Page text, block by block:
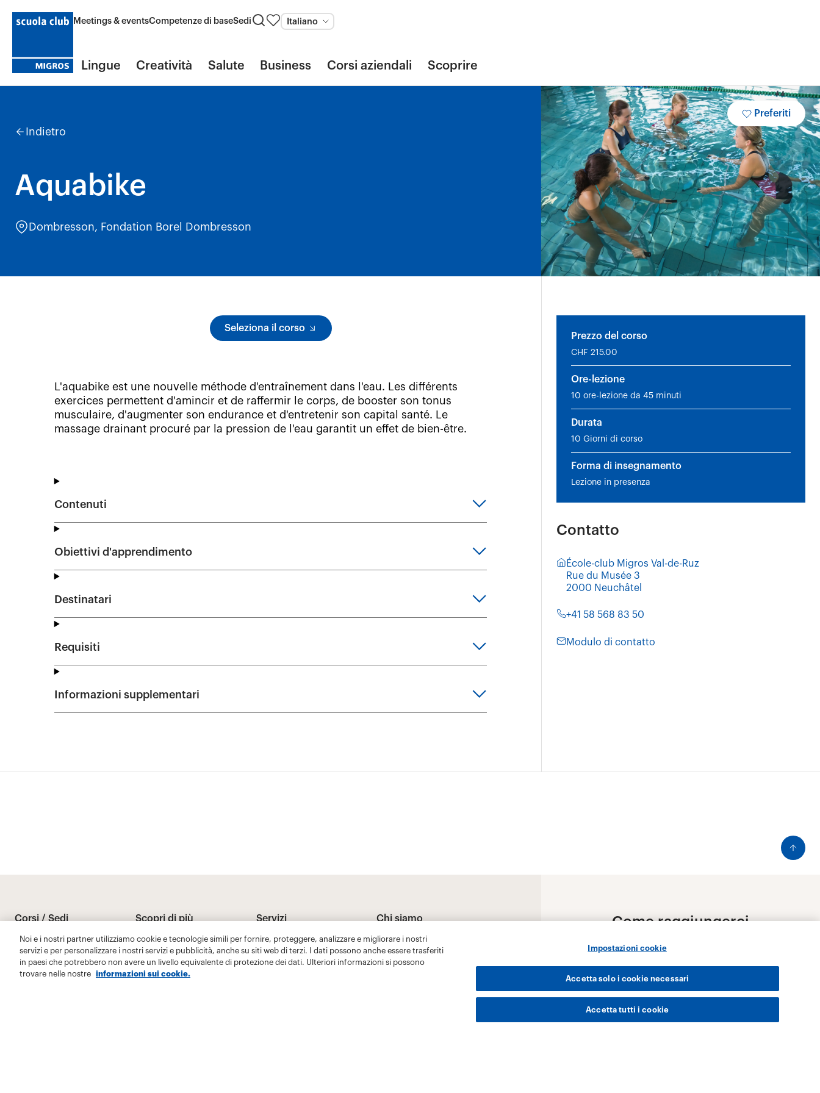
Noi e i nostri partner utilizziamo cookie e tecnologie simili per fornire, proteggere, analizzare e migliorare i nostri
servizi e per personalizzare i nostri servizi e pubblicità, anche su siti web di terzi. I dati possono anche essere trasferiti
in paesi che potrebbero non avere un livello equivalente di protezione dei dati. Ulteriori informazioni si possono
trovare nelle nostre
informazioni sui cookie.
Impostazioni cookie
Accetta solo i cookie necessari
Accetta tutti i cookie